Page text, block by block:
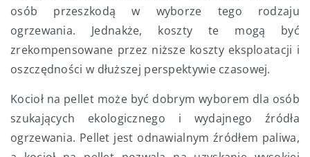
osób przeszkodą w wyborze tego rodzaju
ogrzewania. Jednakże, koszty te mogą być
zrekompensowane przez niższe koszty eksploatacji i
oszczędności w dłuższej perspektywie czasowej.
Kocioł na pellet może być dobrym wyborem dla osób
szukających ekologicznego i wydajnego źródła
ogrzewania. Pellet jest odnawialnym źródłem paliwa,